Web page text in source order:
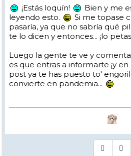
De repente viene la bajada buena. Te
MAS presión, ok, ahí voy, que sea lo que
según estás donde tienes que estar
Vacías la mente, solo presión al exterior,
poniendo todo ahí" (aunque luego
mucha mas
) y funciona.
Hay que creer Aeon, hay que creer. I
Y cuando crees, funciona. De verdad. No
mundo obviamente no nos pasemos de
tu click, ese click que desbloquea el
un poco de casi todos menos del
Aunque creo que estoy entre el fanático
que aprenda de verdad entonces si seré
veré si además intento disimularlo como
¡Estás loquín!
Bien y me
leyendo esto.
Si me topase
pasaría, ya que no sabría qué
te lo dicen y entonces... ¡lo
Luego la gente te ve y
es que entras a informarte ¡y
post ya te has puesto to'
convierte en pandemia...